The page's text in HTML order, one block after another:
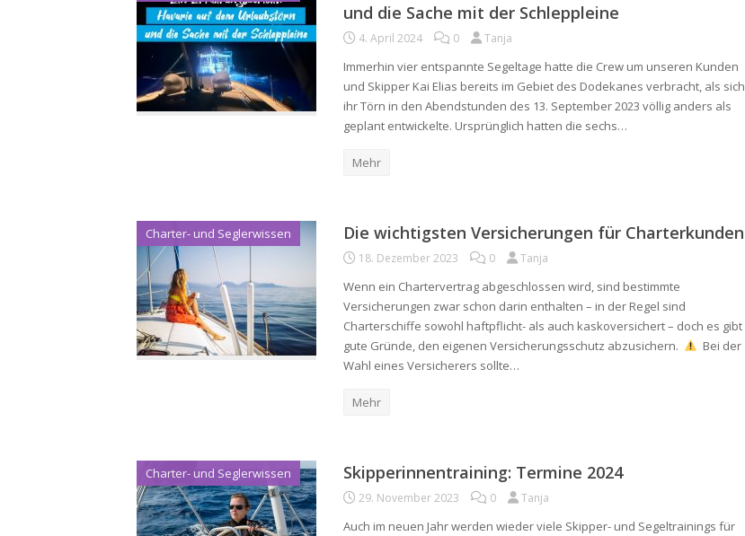
und die Sache mit der Schleppleine
4. April 2024 0 Tanja
Immerhin vier entspannte Segeltage hatte die Crew um unseren Kunden
und Skipper Kai Elias bereits im Gebiet des Dodekanes verbracht, als sich
ihr Törn in den Abendstunden des 13. September 2023 völlig anders als
geplant entwickelte. Ursprünglich hatten die sechs…
Mehr
Charter- und Seglerwissen Die wichtigsten Versicherungen für Charterkunden
18. Dezember 2023 0 Tanja
Wenn ein Chartervertrag abgeschlossen wird, sind bestimmte
Versicherungen zwar schon darin enthalten – in der Regel sind
Charterschiffe sowohl haftpflicht- als auch kaskoversichert – doch es gibt
gute Gründe, den eigenen Versicherungsschutz abzusichern.
Bei der
Wahl eines Versicherers sollte…
Mehr
Charter- und Seglerwissen Skipperinnentraining: Termine 2024
29. November 2023 0 Tanja
Auch im neuen Jahr werden wieder viele Skipper- und Segeltrainings für